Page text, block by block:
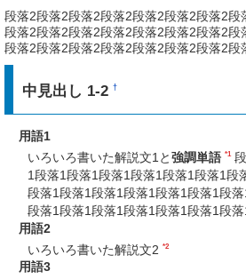
段落2段落2段落2段落2段落2段落2段落2段
段落2段落2段落2段落2段落2段落2段落2段
段落2段落2段落2段落2段落2段落2段落2段
中見出し 1-2†
用語1
いろいろ書いた解説文1と強調単語 *1段
1段落1段落1段落1段落1段落1段落1段
段落1段落1段落1段落1段落1段落1段
段落1段落1段落1段落1段落1段落1段
用語2
いろいろ書いた解説文2 *2
用語3